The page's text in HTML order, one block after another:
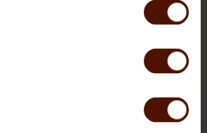
| RUF | Bruinkool | Nestro